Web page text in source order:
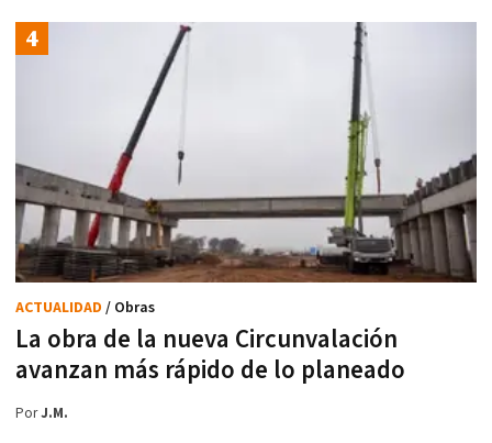
La obra de la nueva Circunvalación
avanzan más rápido de lo planeado
ACTUALIDAD / Obras
PorJ.M.